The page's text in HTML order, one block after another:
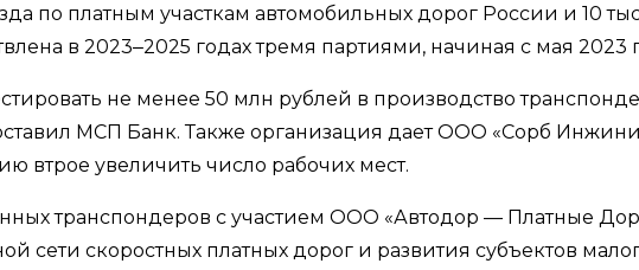
по платным участкам автомобильных дорог России и 10
в 2023‒2025 годах тремя партиями, начиная с мая 2023
не менее 50 млн рублей в производство
МСП Банк. Также организация дает ООО «Сорб
втрое увеличить число рабочих мест.
транспондеров с участием ООО «Автодор — Платные
сети скоростных платных дорог и развития субъектов